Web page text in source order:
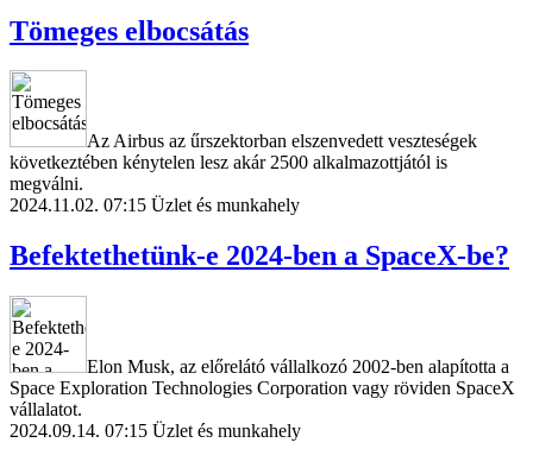
Tömeges elbocsátás
Az Airbus az űrszektorban elszenvedett veszteségek
következtében kénytelen lesz akár 2500 alkalmazottjától is
megválni.
2024.11.02. 07:15 Üzlet és munkahely
Befektethetünk-e 2024-ben a SpaceX-be?
Elon Musk, az előrelátó vállalkozó 2002-ben alapította a
Space Exploration Technologies Corporation vagy röviden SpaceX
vállalatot.
2024.09.14. 07:15 Üzlet és munkahely